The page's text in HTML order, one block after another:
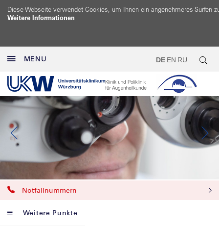
Diese Webseite verwendet Cookies, um Ihnen ein angenehmeres Surfen
Weitere Informationen
MENU DE EN RU
Notfallnummern
Weitere Punkte